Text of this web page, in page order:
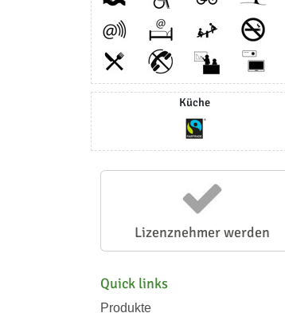
Küche
Lizenznehmer werden
Quick links
Produkte